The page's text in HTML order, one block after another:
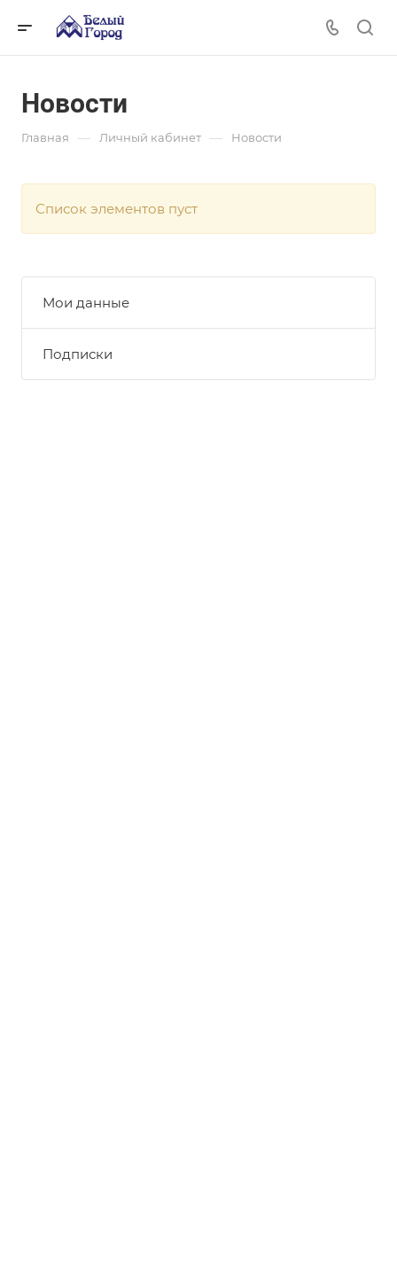
Новости
Главная — Личный кабинет — Новости
Список элементов пуст
Мои данные
Подписки